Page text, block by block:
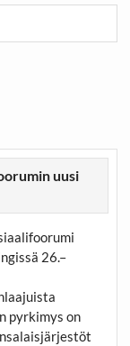
uusi
26.–
pyrkimys on